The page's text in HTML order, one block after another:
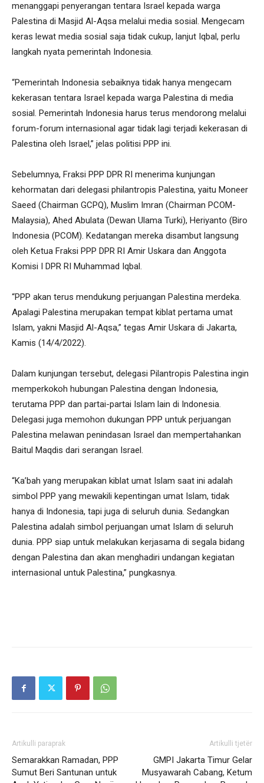
menanggapi penyerangan tentara Israel kepada warga
Palestina di Masjid Al-Aqsa melalui media sosial. Mengecam
keras lewat media sosial saja tidak cukup, lanjut Iqbal, perlu
langkah nyata pemerintah Indonesia.
“Pemerintah Indonesia sebaiknya tidak hanya mengecam
kekerasan tentara Israel kepada warga Palestina di media
sosial. Pemerintah Indonesia harus terus mendorong melalui
forum-forum internasional agar tidak lagi terjadi kekerasan di
Palestina oleh Israel,” jelas politisi PPP ini.
Sebelumnya, Fraksi PPP DPR RI menerima kunjungan
kehormatan dari delegasi philantropis Palestina, yaitu Moneer
Saeed (Chairman GCPQ), Muslim Imran (Chairman PCOM-
Malaysia), Ahed Abulata (Dewan Ulama Turki), Heriyanto (Biro
Indonesia (PCOM). Kedatangan mereka disambut langsung
oleh Ketua Fraksi PPP DPR RI Amir Uskara dan Anggota
Komisi I DPR RI Muhammad Iqbal.
“PPP akan terus mendukung perjuangan Palestina merdeka.
Apalagi Palestina merupakan tempat kiblat pertama umat
Islam, yakni Masjid Al-Aqsa,” tegas Amir Uskara di Jakarta,
Kamis (14/4/2022).
Dalam kunjungan tersebut, delegasi Pilantropis Palestina ingin
memperkokoh hubungan Palestina dengan Indonesia,
terutama PPP dan partai-partai Islam lain di Indonesia.
Delegasi juga memohon dukungan PPP untuk perjuangan
Palestina melawan penindasan Israel dan mempertahankan
Baitul Maqdis dari serangan Israel.
“Ka’bah yang merupakan kiblat umat Islam saat ini adalah
simbol PPP yang mewakili kepentingan umat Islam, tidak
hanya di Indonesia, tapi juga di seluruh dunia. Sedangkan
Palestina adalah simbol perjuangan umat Islam di seluruh
dunia. PPP siap untuk melakukan kerjasama di segala bidang
dengan Palestina dan akan menghadiri undangan kegiatan
internasional untuk Palestina,” pungkasnya.
Artikulli paraprak
Semarakkan Ramadan, PPP
Sumut Beri Santunan untuk
Artikulli tjetër
GMPI Jakarta Timur Gelar
Musyawarah Cabang, Ketum